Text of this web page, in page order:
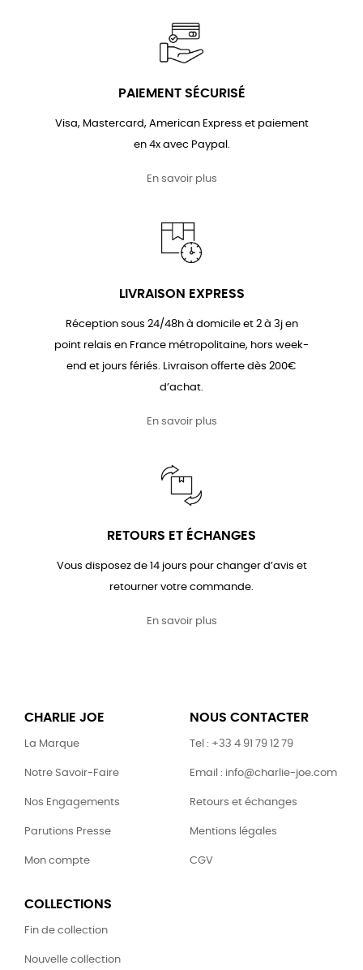
PAIEMENT SÉCURISÉ
Visa, Mastercard, American Express et paiement
en 4x avec Paypal.
En savoir plus
LIVRAISON EXPRESS
Réception sous 24/48h à domicile et 2 à 3j en
point relais en France métropolitaine, hors week-
end et jours fériés. Livraison offerte dès 200€
d’achat.
En savoir plus
RETOURS ET ÉCHANGES
Vous disposez de 14 jours pour changer d’avis et
retourner votre commande.
En savoir plus
CHARLIE JOE
La Marque
Notre Savoir-Faire
Nos Engagements
Parutions Presse
Mon compte
NOUS CONTACTER
Tel : +33 4 91 79 12 79
Email : info@charlie-joe.com
Retours et échanges
Mentions légales
CGV
COLLECTIONS
Fin de collection
Nouvelle collection